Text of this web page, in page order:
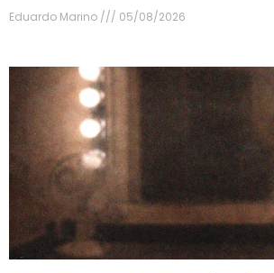
Eduardo Marino 05/08/2026